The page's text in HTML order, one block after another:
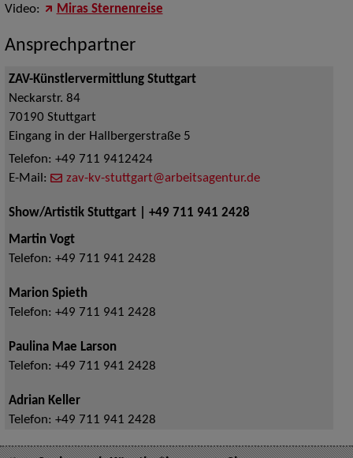
Video: Miras Sternenreise
Ansprechpartner
ZAV-Künstlervermittlung Stuttgart
Neckarstr. 84
70190 Stuttgart
Eingang in der Hallbergerstraße 5
Telefon: +49 711 9412424
E-Mail:
zav-kv-stuttgart@arbeitsagentur.de
Show/Artistik Stuttgart | +49 711 941 2428
Martin Vogt
Telefon: +49 711 941 2428
Marion Spieth
Telefon: +49 711 941 2428
Paulina Mae Larson
Telefon: +49 711 941 2428
Adrian Keller
Telefon: +49 711 941 2428